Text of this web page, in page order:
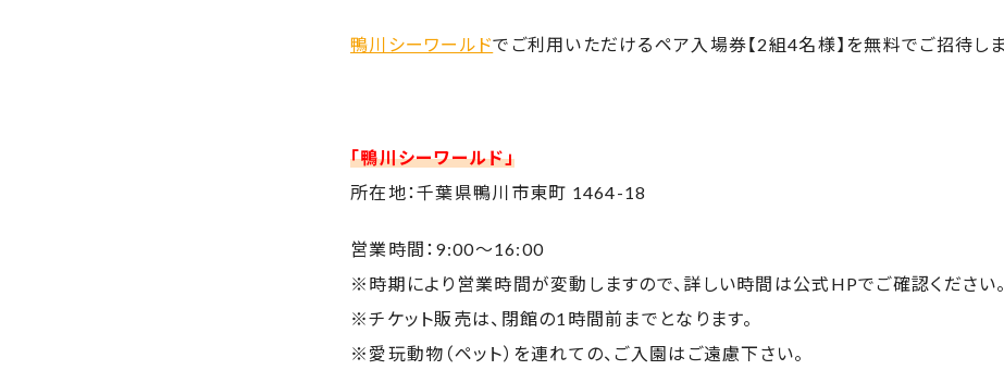
鴨川シーワールドでご利用いただけるペア入場券【2組4名様】を無料でご招待しま
「鴨川シーワールド」
所在地：千葉県鴨川市東町 1464-18
営業時間：9:00～16:00
※時期により営業時間が変動しますので、詳しい時間は公式HPでご確認ください。
※チケット販売は、閉館の1時間前までとなります。
※愛玩動物（ペット）を連れての、ご入園はご遠慮下さい。